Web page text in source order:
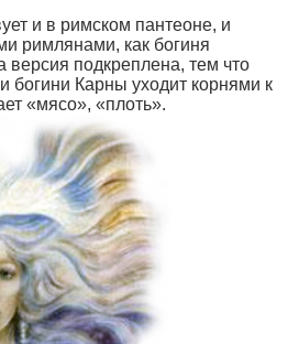
и в римском пантеоне, и
римлянами, как богиня
версия подкреплена, тем что
богини Карны уходит корнями к
«мясо», «плоть».